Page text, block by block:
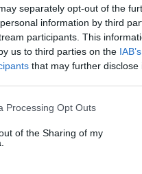
separately opt-out of the
information by third
participants. This
us to third parties on the
that may further disclose
Processing Opt Outs
of the Sharing of my
Powertrain s.r.o. Jihlava • CNC
50.000 Kč • příspěvek na
Powertrain s.r.o. • montážní
2.000 Kč (Jihlava, okres
Powertrain s.r.o. Jihlava • práce
bonus 50.000 Kč • ubytování
Vybrané články